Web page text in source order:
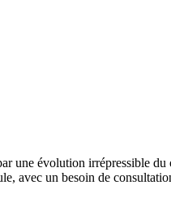
une évolution irrépressible
avec un besoin de